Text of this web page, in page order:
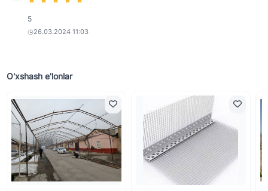
5
26.03.2024 11:03
O'xshash e'lonlar